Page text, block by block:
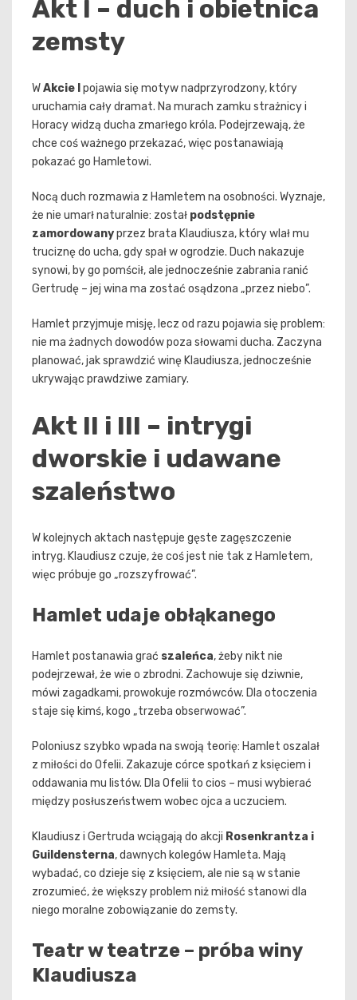
Akt I – duch i obietnica
zemsty
WAkcie I pojawia się motyw nadprzyrodzony, który
uruchamia cały dramat. Na murach zamku strażnicy i
Horacy widzą ducha zmarłego króla. Podejrzewają, że
chce coś ważnego przekazać, więc postanawiają
pokazać go Hamletowi.
Nocą duch rozmawia z Hamletem na osobności. Wyznaje,
że nie umarł naturalnie: został podstępnie
zamordowanyprzez brata Klaudiusza, który wlał mu
truciznę do ucha, gdy spał w ogrodzie. Duch nakazuje
synowi, by go pomścił, ale jednocześnie zabrania ranić
Gertrudę – jej wina ma zostać osądzona „przez niebo”.
Hamlet przyjmuje misję, lecz od razu pojawia się problem:
nie ma żadnych dowodów poza słowami ducha. Zaczyna
planować, jak sprawdzić winę Klaudiusza, jednocześnie
ukrywając prawdziwe zamiary.
Akt II i III – intrygi
dworskie i udawane
szaleństwo
W kolejnych aktach następuje gęste zagęszczenie
intryg. Klaudiusz czuje, że coś jest nie tak z Hamletem,
więc próbuje go „rozszyfrować”.
Hamlet udaje obłąkanego
Hamlet postanawia grać szaleńca, żeby nikt nie
podejrzewał, że wie o zbrodni. Zachowuje się dziwnie,
mówi zagadkami, prowokuje rozmówców. Dla otoczenia
staje się kimś, kogo „trzeba obserwować”.
Poloniusz szybko wpada na swoją teorię: Hamlet oszalał
z miłości do Ofelii. Zakazuje córce spotkań z księciem i
oddawania mu listów. Dla Ofelii to cios – musi wybierać
między posłuszeństwem wobec ojca a uczuciem.
Klaudiusz i Gertruda wciągają do akcji Rosenkrantza i
Guildensterna, dawnych kolegów Hamleta. Mają
wybadać, co dzieje się z księciem, ale nie są w stanie
zrozumieć, że większy problem niż miłość stanowi dla
niego moralne zobowiązanie do zemsty.
Teatr w teatrze – próba winy
Klaudiusza